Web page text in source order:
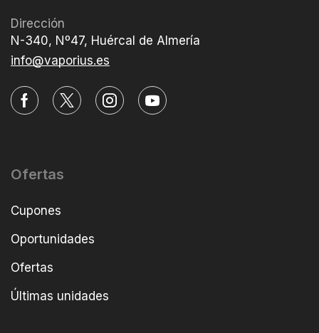
Dirección
N-340, Nº47, Huércal de Almería
info@vaporius.es
Ofertas
Cupones
Oportunidades
Ofertas
Últimas unidades